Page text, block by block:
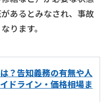
あるとみなされ、事故
ります。
？告知義務の有無や人
ドライン・価格相場ま